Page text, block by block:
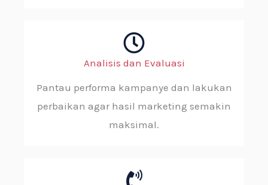
Analisis dan Evaluasi
Pantau performa kampanye dan lakukan
perbaikan agar hasil marketing semakin
maksimal.